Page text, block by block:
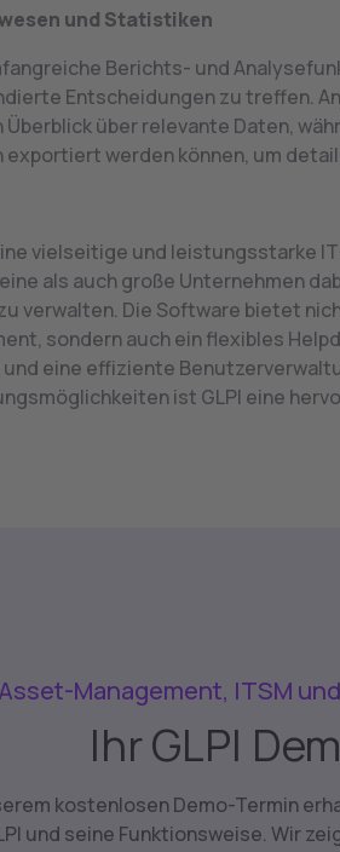
und Statistiken
Berichts- und
Entscheidungen zu treffen.
Überblick über relevante Daten,
exportiert werden können, um
vielseitige und leistungsstarke
als auch große Unternehmen
verwalten. Die Software bietet
sondern auch ein flexibles
eine effiziente
ist GLPI eine
Asset-Management, ITSM
Ihr GLPI
kostenlosen Demo-Termin
und seine Funktionsweise. Wir